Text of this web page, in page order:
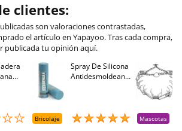
clientes:
son valoraciones contrastadas,
el artículo en Yapayoo. Tras cada compra,
publicada tu opinión aquí.
Spray De Silicona
Antidesmoldeante
Bricolaje Mascotas